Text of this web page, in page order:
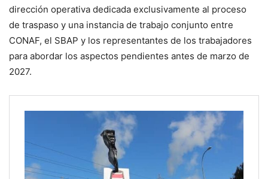
dirección operativa dedicada exclusivamente al proceso
de traspaso y una instancia de trabajo conjunto entre
CONAF, el SBAP y los representantes de los trabajadores
para abordar los aspectos pendientes antes de marzo de
2027.